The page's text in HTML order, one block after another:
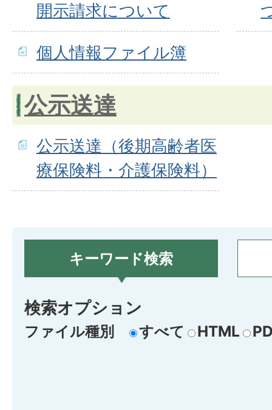
開示請求について
個人情報ファイル簿
公示送達
公示送達（後期高齢者医
療保険料・介護保険料）
キーワード検索
検索オプション
ファイル種別 すべて HTML